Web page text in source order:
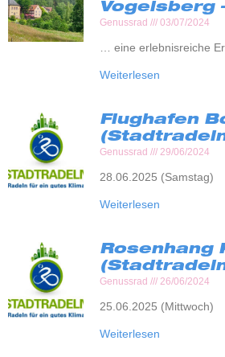
Vogelsberg
Genussrad 03/07/2024
… eine erlebnisreiche
Weiterlesen
Flughafen
Genussrad 29/06/2024
28.06.2025 (Samstag)
Weiterlesen
Rosenhang
Genussrad 26/06/2024
25.06.2025 (Mittwoch)
Weiterlesen